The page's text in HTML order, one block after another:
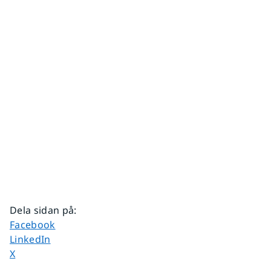
Dela sidan på:
Dela sidan på
Facebook
Dela sidan på
LinkedIn
Dela sidan på
X